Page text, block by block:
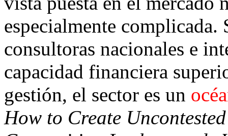
especialmente complicada.
consultoras nacionales e
capacidad financiera
gestión, el sector es un
How to Create